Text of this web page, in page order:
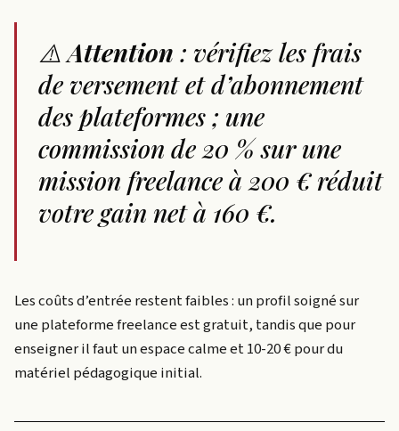
⚠️Attention : vérifiez les frais
de versement et d’abonnement
des plateformes ; une
commission de 20 % sur une
mission freelance à 200 € réduit
votre gain net à 160 €.
Les coûts d’entrée restent faibles : un profil soigné sur
une plateforme freelance est gratuit, tandis que pour
enseigner il faut un espace calme et 10-20 € pour du
matériel pédagogique initial.